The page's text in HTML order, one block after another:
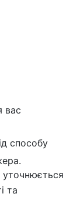
вас
способу
уточнюється
та